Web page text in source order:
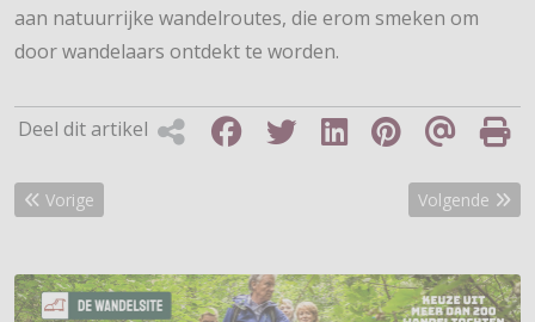
aan natuurrijke wandelroutes, die erom smeken om
door wandelaars ontdekt te worden.
Deel dit artikel
Vorig artikel: Ontdek Zeeland met nieuwe wandelgids
Vorige Volgende
Volgende